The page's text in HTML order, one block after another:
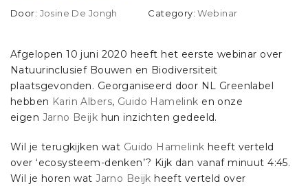
Door: Josine De Jongh Category:Webinar
Afgelopen 10 juni 2020 heeft het eerste webinar over
Natuurinclusief Bouwen en Biodiversiteit
plaatsgevonden. Georganiseerd door NL Greenlabel
hebben Karin Albers, Guido Hamelink en onze
eigen Jarno Beijk hun inzichten gedeeld.
Wil je terugkijken wat Guido Hamelink heeft verteld
over ‘ecosysteem-denken’? Kijk dan vanaf minuut 4:45.
Wil je horen watJarno Beijk heeft verteld over